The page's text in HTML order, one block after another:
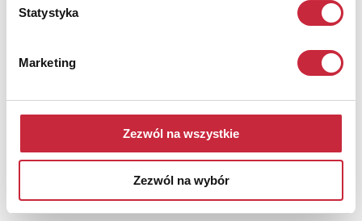
Statystyka
Marketing
Zezwól na wszystkie
Zezwól na wybór